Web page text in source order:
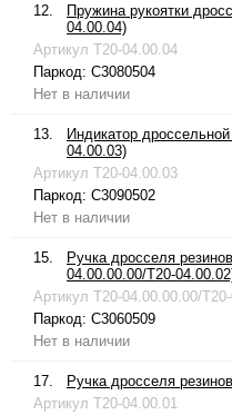
12.
Пружина рукоятки
04.00.04)
Артикул T20-04.00.04
Паркод: C3080504
Нет в наличии
13.
Индикатор
04.00.03)
Артикул T20-04.00.03
Паркод: C3090502
Нет в наличии
15.
Ручка дросселя
04.00.00.00/T20-
Артикул T20-04.00.00.00/
Паркод: C3060509
Нет в наличии
17.
Ручка дросселя
Артикул T20-04.00.01